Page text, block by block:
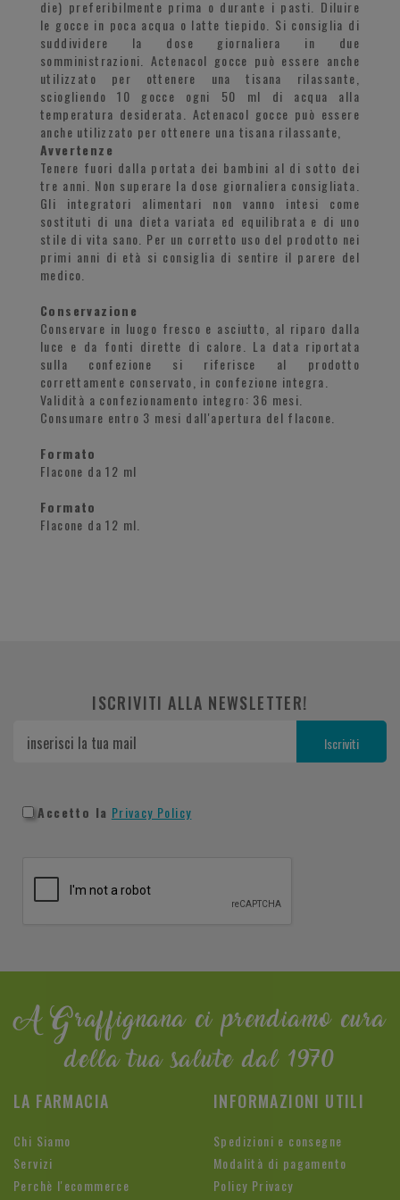
die) preferibilmente prima o durante i pasti. Diluire
le gocce in poca acqua o latte tiepido. Si consiglia di
suddividere la dose giornaliera in due
somministrazioni. Actenacol gocce può essere anche
utilizzato per ottenere una tisana rilassante,
sciogliendo 10 gocce ogni 50 ml di acqua alla
temperatura desiderata. Actenacol gocce può essere
anche utilizzato per ottenere una tisana rilassante,
Avvertenze
Tenere fuori dalla portata dei bambini al di sotto dei
tre anni. Non superare la dose giornaliera consigliata.
Gli integratori alimentari non vanno intesi come
sostituti di una dieta variata ed equilibrata e di uno
stile di vita sano. Per un corretto uso del prodotto nei
primi anni di età si consiglia di sentire il parere del
medico.
Conservazione
Conservare in luogo fresco e asciutto, al riparo dalla
luce e da fonti dirette di calore. La data riportata
sulla confezione si riferisce al prodotto
correttamente conservato, in confezione integra.
Validità a confezionamento integro: 36 mesi.
Consumare entro 3 mesi dall'apertura del flacone.
Formato
Flacone da 12 ml
Formato
Flacone da 12 ml.
ISCRIVITI ALLA NEWSLETTER!
Accetto la Privacy Policy
A Graffignana ci prendiamo cura
della tua salute dal 1970
LA FARMACIA
Chi Siamo
Servizi
Perchè l'ecommerce
INFORMAZIONI UTILI
Spedizioni e consegne
Modalità di pagamento
Policy Privacy